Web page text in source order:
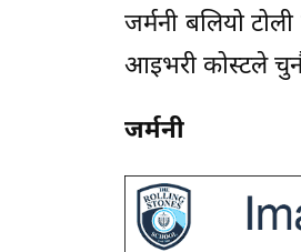
जर्मनी बलियो
आइभरी कोस्टले
जर्मनी